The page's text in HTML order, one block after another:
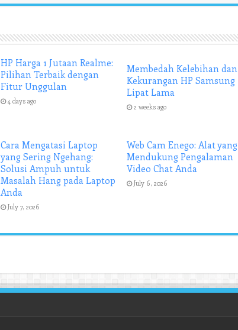
HP Harga 1 Jutaan Realme:
Pilihan Terbaik dengan
Fitur Unggulan
4 days ago
Membedah Kelebihan dan
Kekurangan HP Samsung
Lipat Lama
2 weeks ago
Cara Mengatasi Laptop
yang Sering Ngehang:
Solusi Ampuh untuk
Masalah Hang pada Laptop
Anda
July 7, 2026
Web Cam Enego: Alat yang
Mendukung Pengalaman
Video Chat Anda
July 6, 2026